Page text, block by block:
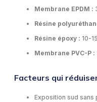
Membrane EPDM :
Résine
Résine époxy : 10-
Membrane PVC-P :
Facteurs qui
Exposition sud